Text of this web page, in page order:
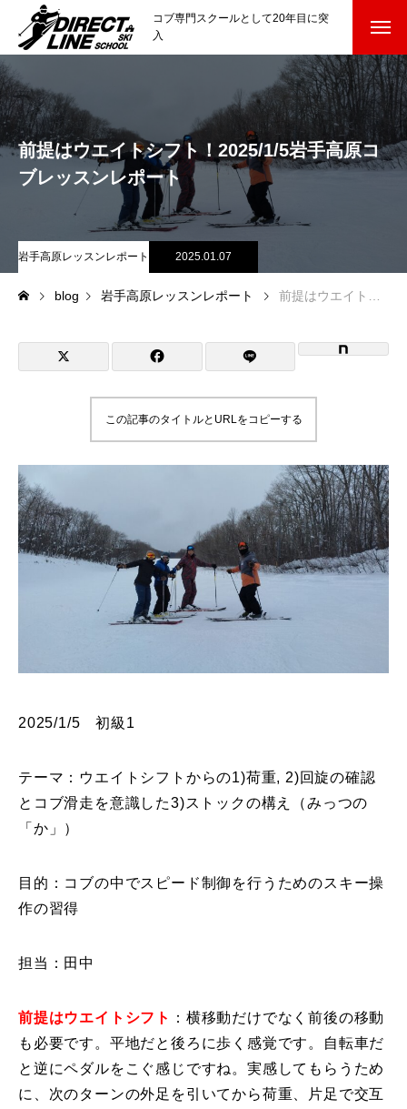
コブ専門スクールとして20年目に突
入
スクールについて知る Directline Ski School
コンセプトと開催スキー場
参加までの流れ
レッスン料金
参加費のお支払い
各会場の集合場所
スキー場から選ぶ Ski Area
鷲ヶ岳＆高鷲スノーパーク
宮城山形
岩手高原
レッスンテーマから選ぶ Lesson Theme
中級2
PV
インストラクター一覧
コブレッスン参加のお客様の声 Review
前提はウエイトシフト！2025/1/5岩手高原コ
ブレッスンレポート
岩手高原レッスンレポート 2025.01.07
blog 岩手高原レッスンレポート 前提はウエイトシフト！2025/1/5岩手高原コブレッスンレポート
この記事のタイトルとURLをコピーする
2025/1/5 初級1
テーマ：ウエイトシフトからの1)荷重, 2)回旋の確認
とコブ滑走を意識した3)ストックの構え（みっつの
「か」）
目的：コブの中でスピード制御を行うためのスキー操
作の習得
担当：田中
前提はウエイトシフト
：横移動だけでなく前後の移動
も必要です。平地だと後ろに歩く感覚です。自転車だ
と逆にペダルをこぐ感じですね。実感してもらうため
に、次のターンの外足を引いてから荷重、片足で交互